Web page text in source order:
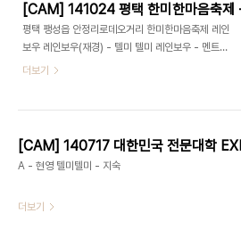
평택 팽성읍 안정리로데오거리 한미한마음축제 레인
보우 레인보우(재경) - 텔미 텔미 레인보우 - 멘트1
레인보우(승아) - 키스 레인보우 - 멘트2 레인보우
더보기
A - 현영 텔미텔미 - 지숙
더보기